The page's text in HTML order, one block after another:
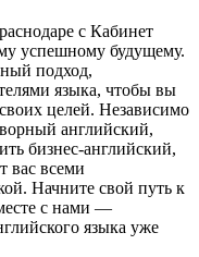
с Кабинет
успешному будущему.
подход,
языка, чтобы вы
целей. Независимо
английский,
бизнес-английский,
вас всеми
Начните свой путь к
с нами —
языка уже